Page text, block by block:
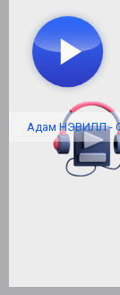
Адам НЭВИЛЛ -